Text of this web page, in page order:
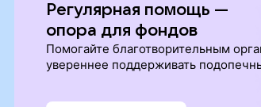
Регулярная помощь —
опора для фондов
Помогайте благотворительным
увереннее поддерживать